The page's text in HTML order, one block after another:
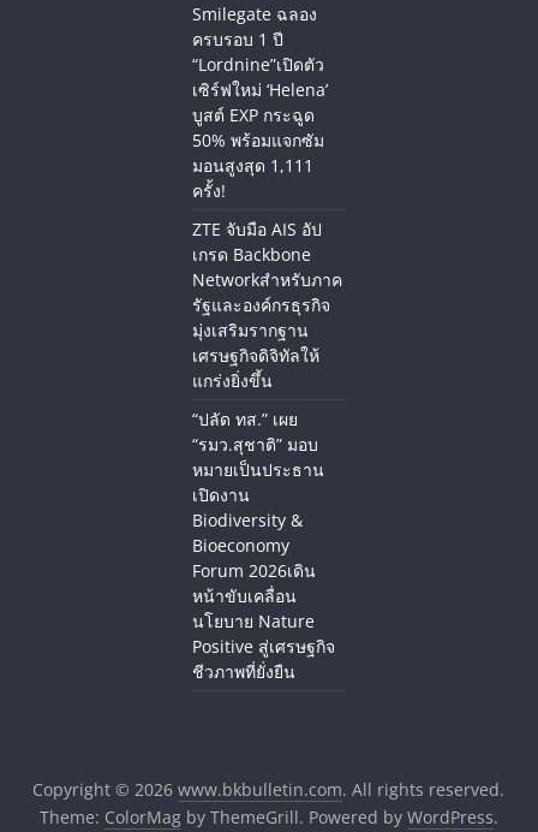
Smilegate ฉลอง
ครบรอบ 1 ปี
“Lordnine”เปิดตัว
เซิร์ฟใหม่ ‘Helena’
บูสต์ EXP กระฉูด
50% พร้อมแจกซัม
มอนสูงสุด 1,111
ครั้ง!
ZTE จับมือ AIS อัป
เกรด Backbone
Networkสำหรับภาค
รัฐและองค์กรธุรกิจ
มุ่งเสริมรากฐาน
เศรษฐกิจดิจิทัลให้
แกร่งยิ่งขึ้น
“ปลัด ทส.” เผย
“รมว.สุชาติ” มอบ
หมายเป็นประธาน
เปิดงาน
Biodiversity &
Bioeconomy
Forum 2026เดิน
หน้าขับเคลื่อน
นโยบาย Nature
Positive สู่เศรษฐกิจ
ชีวภาพที่ยั่งยืน
Copyright © 2026www.bkbulletin.com. All rights reserved.
Theme: ColorMagby ThemeGrill. Powered by WordPress.